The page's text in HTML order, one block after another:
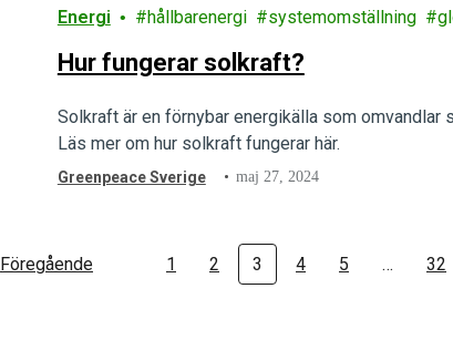
Energi hållbarenergi systemomställning
Hur fungerar solkraft?
Solkraft är en förnybar energikälla som
Läs mer om hur solkraft fungerar här.
Greenpeace Sverige maj 27, 2024
Föregående 1 2 3 4 5 … 32